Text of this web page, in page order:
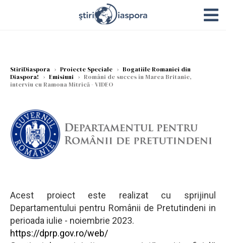
StiriDiaspora › Proiecte Speciale › Bogatiile Romaniei din
Diaspora!
› Emisiuni › Români de succes în Marea Britanie,
interviu cu Ramona Mitrică - VIDEO
Acest proiect este realizat cu sprijinul
Departamentului pentru Românii de Pretutindeni in
perioada iulie - noiembrie 2023.
https://dprp.gov.ro/web/